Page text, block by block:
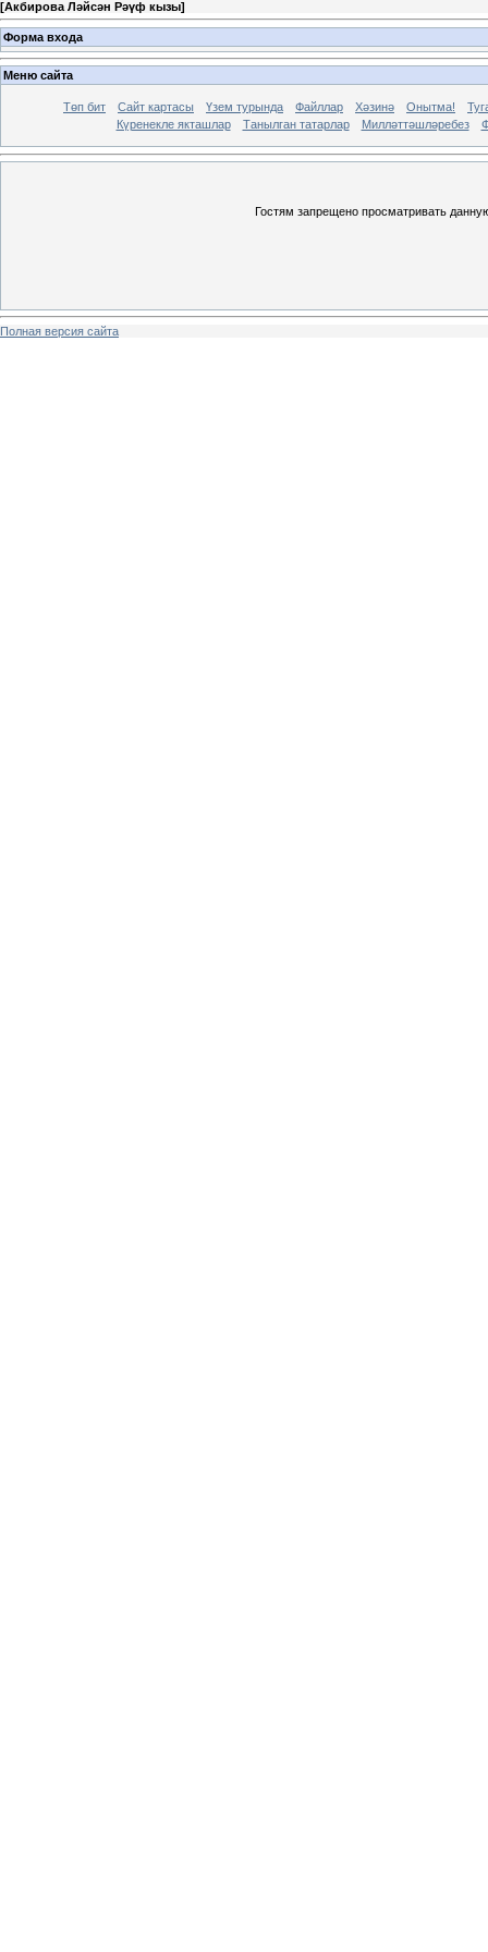
[Акбирова Ләйсән Рәүф кызы]
Форма входа
Меню сайта
Төп бит Сайт картасы Үзем турында Файллар Хәзинә Онытма!
Күренекле якташлар
Танылган татарлар Милләттәшләребез
Гостям запрещено просматривать
Полная версия сайта